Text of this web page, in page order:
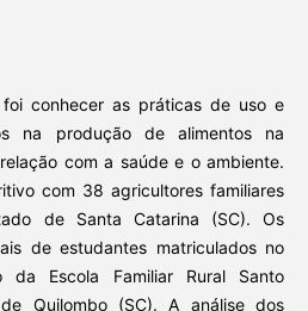
conhecer as práticas de uso e
na produção de alimentos na
com a saúde e o ambiente.
com 38 agricultores familiares
de Santa Catarina (SC). Os
de estudantes matriculados no
Escola Familiar Rural Santo
Quilombo (SC). A análise dos